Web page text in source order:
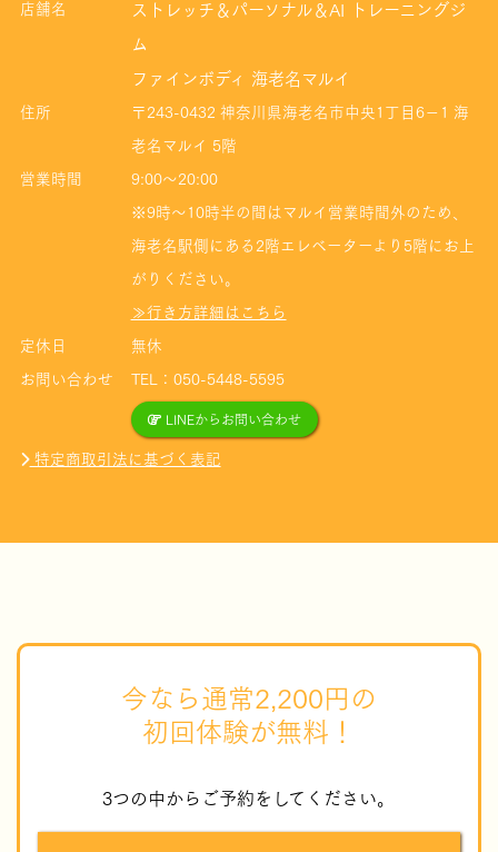
店舗名
ストレッチ＆パーソナル＆AI トレーニングジ
ム
ファインボディ 海老名マルイ
住所 〒243-0432 神奈川県海老名市中央1丁目6−1 海
老名マルイ 5階
営業時間 9:00～20:00
※9時～10時半の間はマルイ営業時間外のため、
海老名駅側にある2階エレベーターより5階にお上
がりください。
≫行き方詳細はこちら
定休日 無休
お問い合わせ TEL：050-5448-5595
LINEからお問い合わせ
特定商取引法に基づく表記
今なら通常2,200円の
初回体験が無料！
3つの中からご予約をしてください。